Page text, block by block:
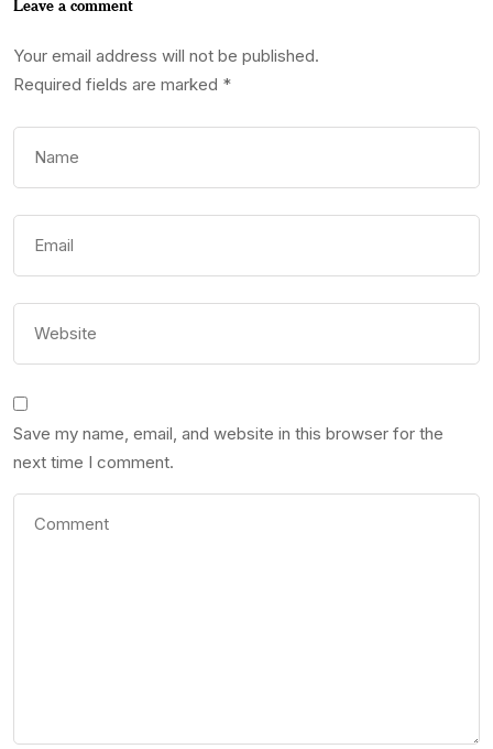
Leave a comment
Your email address will not be published.
Required fields are marked *
Save my name, email, and website in this browser for the
next time I comment.